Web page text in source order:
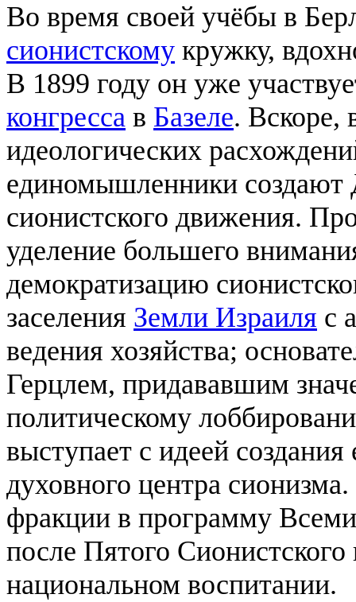
Во время своей учёбы в
сионистскому кружку,
В 1899 году он уже
конгресса в Базеле. Вскоре,
идеологических
единомышленники
сионистского движения.
уделение большего
демократизацию
заселения Земли Израиля с
ведения хозяйства;
Герцлем, придававшим
политическому
выступает с идеей создания
духовного центра
фракции в программу
после Пятого
национальном воспитании.